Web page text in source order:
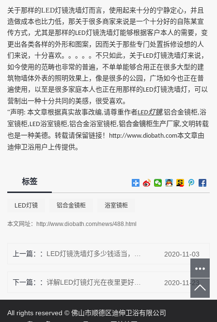
关于那样的LED灯镜洗墙灯而言，使用起来十分的宁静定心，并且
造做成本也比力低，那关于很多商家来说是一个十分好的自陈某宣
传方式，尤其是那样的LED灯镜洗墙灯能够根据客户本人的需要，变
更出各类各样的外形和图案，因而关于那些专门处置拆修设想的人
们来说，十分喜欢。。。。。不只如此，关于LED灯镜洗墙灯来说，
如今使用的范畴也非常的普遍，不单单能够合用正在很多大型的建
筑物墙体外表的照明效果上，像是很多的公园，广场如今也正在普
遍使用，以至是很多家庭本人也正在用那样的LED灯镜洗墙灯，可以
营制出一种十分共同的美感，很受喜欢。
“声明 : 本文章根据真实故事改编,请尊重作者LED灯镜,铝合金镜柜,浴
室镜柜,LED浴室镜柜,铝合金浴室镜柜,铝合金镜柜生产厂家,文明转载
也是一种美德。转载请保留链接！ http://www.diobath.com本文章由
迪伸卫浴用户上传提供。
标签
LED灯镜 铝合金镜柜 浴室镜柜
本文网址： http://www.diobath.com/news/488.html
上一篇： LED灯镜洗墙灯多少钱适当，调整而去维持一般的运营 2020-11-03
下一篇： 详解LED灯镜​灯光在夜里更好陪衬出景观原始风采 2020-11-23
All rights reserved © 佛山市顺德区迪伸卫浴有限公司